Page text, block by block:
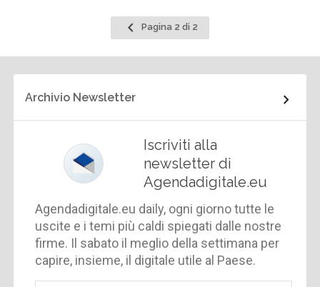
Pagina
precedente
Pagina 2 di 2
Archivio Newsletter
Iscriviti alla
newsletter di
Agendadigitale.eu
Agendadigitale.eu daily, ogni giorno tutte le
uscite e i temi più caldi spiegati dalle nostre
firme. Il sabato il meglio della settimana per
capire, insieme, il digitale utile al Paese.